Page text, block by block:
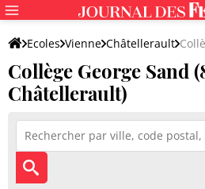
Ecoles Vienne Châtellerault
Collège George Sand
Châtellerault)